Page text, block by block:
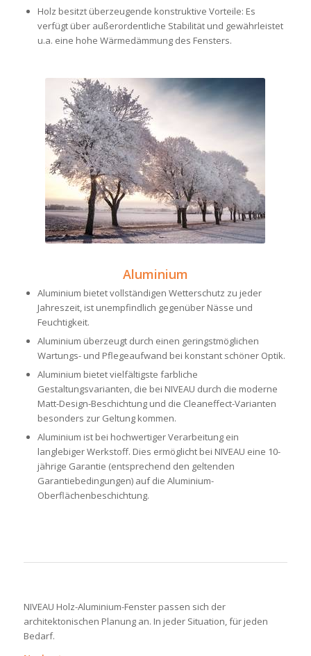
Holz besitzt überzeugende konstruktive Vorteile: Es
verfügt über außerordentliche Stabilität und gewährleistet
u.a. eine hohe Wärmedämmung des Fensters.
Aluminium
Aluminium bietet vollständigen Wetterschutz zu jeder
Jahreszeit, ist unempfindlich gegenüber Nässe und
Feuchtigkeit.
Aluminium überzeugt durch einen geringstmöglichen
Wartungs- und Pflegeaufwand bei konstant schöner Optik.
Aluminium bietet vielfältigste farbliche
Gestaltungsvarianten, die bei NIVEAU durch die moderne
Matt-Design-Beschichtung und die Cleaneffect-Varianten
besonders zur Geltung kommen.
Aluminium ist bei hochwertiger Verarbeitung ein
langlebiger Werkstoff. Dies ermöglicht bei NIVEAU eine 10-
jährige Garantie (entsprechend den geltenden
Garantiebedingungen) auf die Aluminium-
Oberflächenbeschichtung.
NIVEAU Holz-Aluminium-Fenster passen sich der
architektonischen Planung an. In jeder Situation, für jeden
Bedarf.